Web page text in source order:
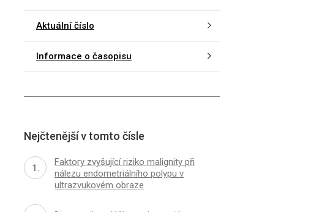
Aktuální číslo
Informace o časopisu
Nejčtenější v tomto čísle
Faktory zvyšující riziko malignity při
nálezu endometriálního polypu v
ultrazvukovém obraze